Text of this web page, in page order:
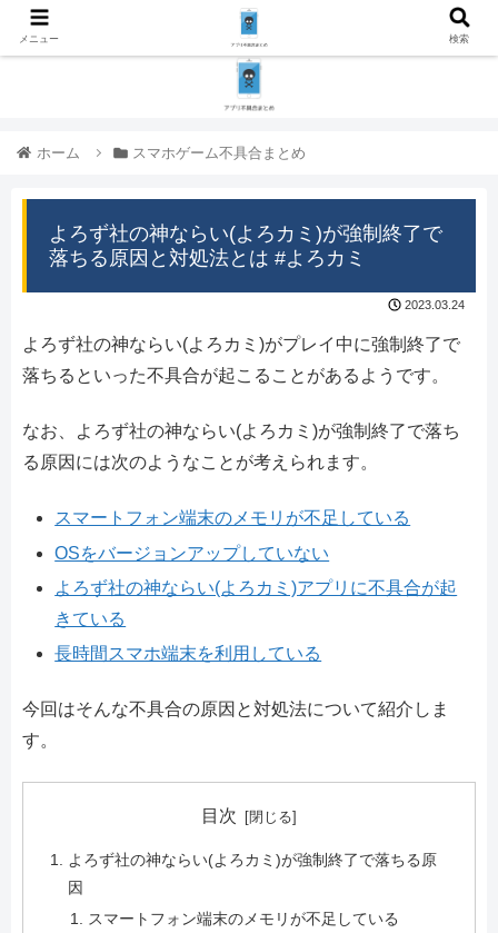
ホーム スマホゲーム不具合まとめ
よろず社の神ならい(よろカミ)が強制終了で
落ちる原因と対処法とは #よろカミ
2023.03.24
よろず社の神ならい(よろカミ)がプレイ中に強制終了で
落ちるといった不具合が起こることがあるようです。
なお、よろず社の神ならい(よろカミ)が強制終了で落ち
る原因には次のようなことが考えられます。
スマートフォン端末のメモリが不足している
OSをバージョンアップしていない
よろず社の神ならい(よろカミ)アプリに不具合が起
きている
長時間スマホ端末を利用している
今回はそんな不具合の原因と対処法について紹介しま
す。
目次
よろず社の神ならい(よろカミ)が強制終了で落ちる原
因
スマートフォン端末のメモリが不足している
メニュー 検索